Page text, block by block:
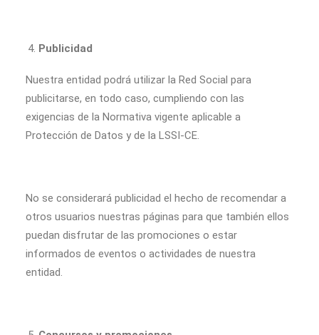
Publicidad
Nuestra entidad podrá utilizar la Red Social para
publicitarse, en todo caso, cumpliendo con las
exigencias de la Normativa vigente aplicable a
Protección de Datos y de la LSSI-CE.
No se considerará publicidad el hecho de recomendar a
otros usuarios nuestras páginas para que también ellos
puedan disfrutar de las promociones o estar
informados de eventos o actividades de nuestra
entidad.